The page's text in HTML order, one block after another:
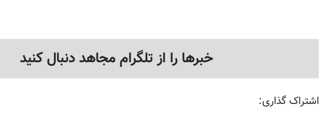
خبرها را از تلگرام مجاهد دنبال کنید
اشتراک گذاری: